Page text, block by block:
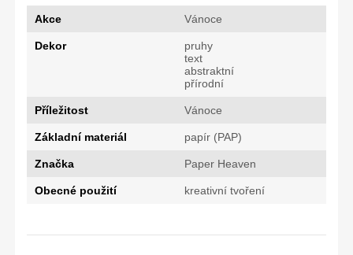
Akce Vánoce
Dekor
pruhy
text
abstraktní
přírodní
Příležitost Vánoce
Základní materiál papír (PAP)
Značka Paper Heaven
Obecné použití kreativní tvoření